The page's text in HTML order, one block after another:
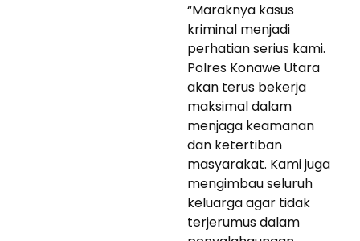
“Maraknya kasus
kriminal menjadi
perhatian serius kami.
Polres Konawe Utara
akan terus bekerja
maksimal dalam
menjaga keamanan
dan ketertiban
masyarakat. Kami juga
mengimbau seluruh
keluarga agar tidak
terjerumus dalam